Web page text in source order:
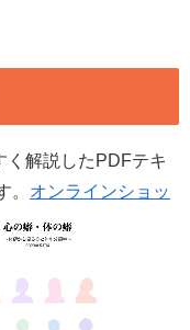
く解説したPDFテキ
。 オンラインショッ